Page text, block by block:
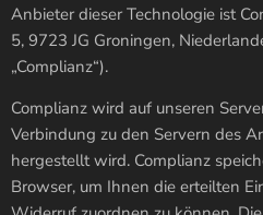
Anbieter dieser Technologie ist
5, 9723 JG Groningen,
„Complianz“).
Complianz wird auf unseren
Verbindung zu den Servern des
hergestellt wird. Complianz
Browser, um Ihnen die erteilten